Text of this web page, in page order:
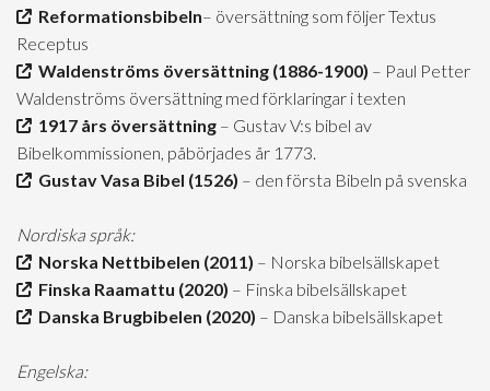
Reformationsbibeln– översättning som följer Textus
Receptus
Waldenströms översättning (1886-1900) – Paul Petter
Waldenströms översättning med förklaringar i texten
1917 års översättning – Gustav V:s bibel av
Bibelkommissionen, påbörjades år 1773.
Gustav Vasa Bibel (1526) – den första Bibeln på svenska
Nordiska språk:
Norska Nettbibelen (2011) – Norska bibelsällskapet
Finska Raamattu (2020) – Finska bibelsällskapet
Danska Brugbibelen (2020) – Danska bibelsällskapet
Engelska: